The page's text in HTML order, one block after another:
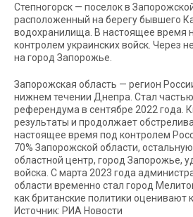
Степногорск — поселок в
расположенный на берегу бывшего
водохранилища. В настоящее время
контролем украинских войск. Через
на город Запорожье.
Запорожская область — регион
нижнем течении Днепра. Стал
референдума в сентябре 2022 года.
результаты и продолжает
настоящее время под контролем
70% Запорожской области,
областной центр, город Запорожье,
войска. С марта 2023 года
области временно стал город
как британские политики оценивают
Источник: РИА Новости